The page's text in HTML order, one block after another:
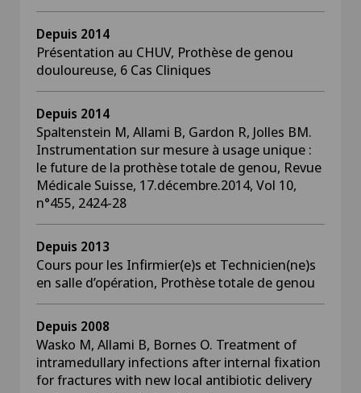
Depuis 2014
Présentation au CHUV, Prothèse de genou
douloureuse, 6 Cas Cliniques
Depuis 2014
Spaltenstein M, Allami B, Gardon R, Jolles BM.
Instrumentation sur mesure à usage unique :
le future de la prothèse totale de genou, Revue
Médicale Suisse, 17.décembre.2014, Vol 10,
n°455, 2424-28
Depuis 2013
Cours pour les Infirmier(e)s et Technicien(ne)s
en salle d’opération, Prothèse totale de genou
Depuis 2008
Wasko M, Allami B, Bornes O. Treatment of
intramedullary infections after internal fixation
for fractures with new local antibiotic delivery